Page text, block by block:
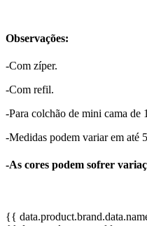
Observações:
-Com zíper.
-Com refil.
-Para colchão de mini cama
-Medidas podem variar em até
-As cores podem sofrer
{{